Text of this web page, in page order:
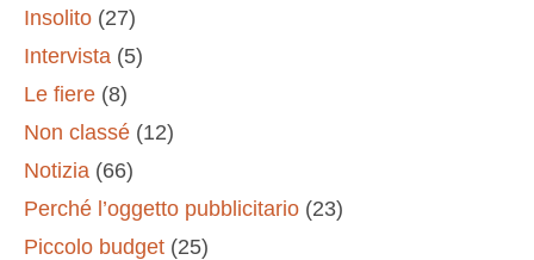
Insolito (27)
Intervista (5)
Le fiere (8)
Non classé (12)
Notizia (66)
Perché l’oggetto pubblicitario (23)
Piccolo budget (25)